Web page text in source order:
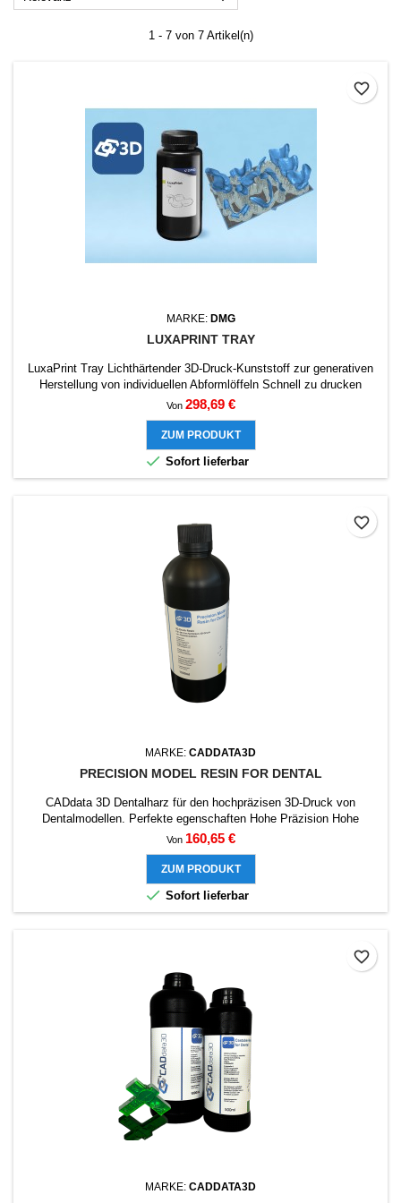
1 - 7 von 7 Artikel(n)
MARKE: DMG
LUXAPRINT TRAY
LuxaPrint Tray Lichthärtender 3D-Druck-Kunststoff zur generativen
Herstellung von individuellen Abformlöffeln Schnell zu drucken
Extrem stabil Exakte Passung
Von Preis
298,69 €
ZUM PRODUKT
 Sofort lieferbar
favorite_border
MARKE: CADDATA3D
PRECISION MODEL RESIN FOR DENTAL
CADdata 3D Dentalharz für den hochpräzisen 3D-Druck von
Dentalmodellen. Perfekte egenschaften Hohe Präzision Hohe
Dimensionsstabilität Gute Modelltextur FDA-Zertifizierung
Von Preis
160,65 €
ZUM PRODUKT
 Sofort lieferbar
favorite_border
MARKE: CADDATA3D
favorite_border